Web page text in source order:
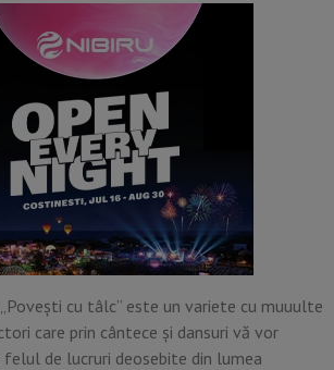
cu tâlc” este un variete cu muuulte
care prin cântece și dansuri vă vor
de lucruri deosebite din lumea